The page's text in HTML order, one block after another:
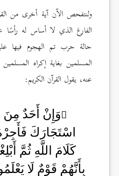
ولنتفحص الآن آية أخرى من
الفارغ الذي لا أساس له
حالة حرب تم الهجوم فيها
المسلمين بغاية إكراه
عنه، يقول القرآن الكريم:
وَإِنْ أَحَدٌ
اسْتَجَارَكَ
كَلَامَ اللَّهِ ثُمَّ
بِأَنَّهُمْ قَوْمٌ لَا